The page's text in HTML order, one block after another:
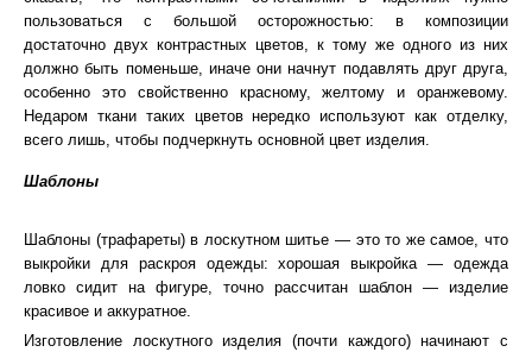
пользоваться с большой осторожностью: в композиции
достаточно двух контрастных цветов, к тому же одного из них
должно быть поменьше, иначе они начнут подавлять друг друга,
особенно это свойственно красному, желтому и оранжевому.
Недаром ткани таких цветов нередко используют как отделку,
всего лишь, чтобы подчеркнуть основной цвет изделия.
Шаблоны
Шаблоны (трафареты) в лоскутном шитье — это то же самое, что
выкройки для раскроя одежды: хорошая выкройка — одежда
ловко сидит на фигуре, точно рассчитан шаблон — изделие
красивое и аккуратное.
Изготовление лоскутного изделия (почти каждого) начинают с